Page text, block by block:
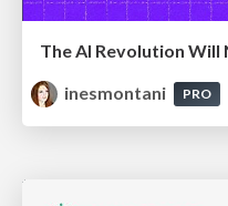
inesmontani
PRO